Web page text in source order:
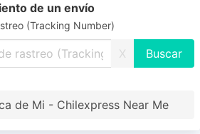
de un envío
(Tracking Number)
X
de Mi - Chilexpress Near Me